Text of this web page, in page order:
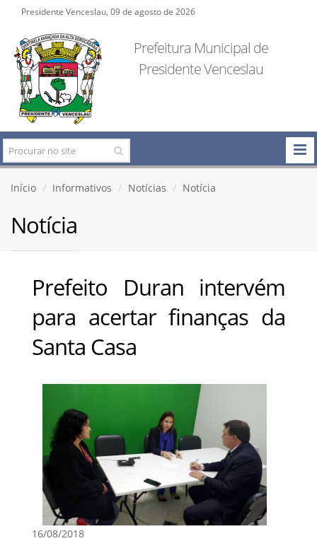
Presidente Venceslau, 09 de agosto de 2026
Prefeitura Municipal de
Presidente Venceslau
Início Informativos Notícias Notícia
Notícia
Prefeito Duran intervém
para acertar finanças da
Santa Casa
16/08/2018